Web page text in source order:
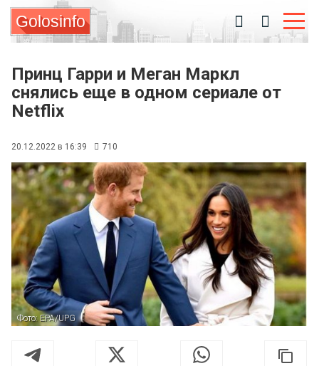
Golosinfo
Принц Гарри и Меган Маркл
снялись еще в одном сериале от
Netflix
20.12.2022 в 16:39 710
Фото: EPA/UPG